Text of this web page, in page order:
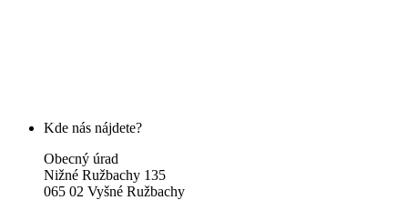
Kde nás nájdete?
Obecný úrad
Nižné Ružbachy 135
065 02 Vyšné Ružbachy